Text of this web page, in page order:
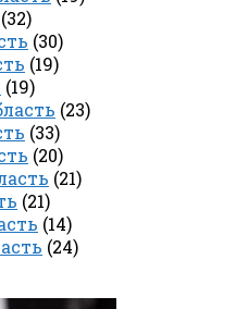
(32)
(30)
(19)
(19)
(23)
(33)
(20)
(21)
(21)
(14)
(24)